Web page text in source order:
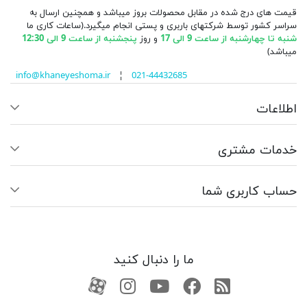
قیمت های درج شده در مقابل محصولات بروز میباشد و همچنین ارسال به
سراسر کشور توسط شرکتهای باربری و پستی انجام میگیرد.(ساعات کاری ما
شنبه تا چهارشنبه از ساعت 9 الی 17
و روز پنجشنبه از ساعت 9 الی 12:30
میباشد)
info@khaneyeshoma.ir¦ 021-44432685
اطلاعات
خدمات مشتری
حساب کاربری شما
ما را دنبال کنید
RSSفیسبوکیوتیوبکانال آپارات
کانال آپارات